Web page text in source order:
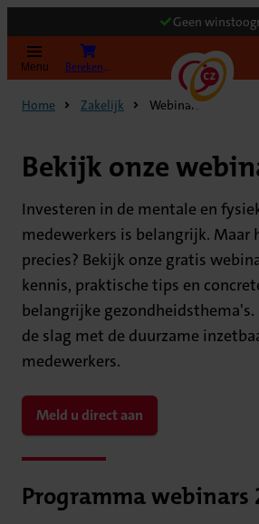
Geen
Menu Bereken uw premie
Home Zakelijk Webinars
Bekijk onze
Investeren in de mentale en
medewerkers is belangrijk. Maar
precies? Bekijk onze gratis
kennis, praktische tips en
belangrijke gezondheidsthema's.
de slag met de duurzame
medewerkers.
Meld u direct aan
Programma webinars